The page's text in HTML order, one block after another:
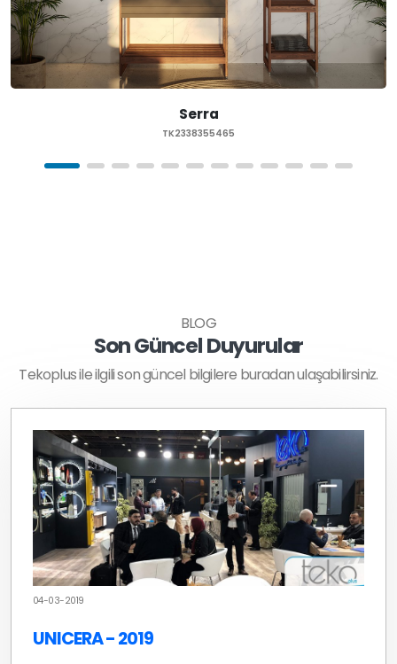
Serra
TK2338355465
BLOG
Son Güncel Duyurular
Tekoplus ile ilgili son güncel bilgilere buradan ulaşabilirsiniz.
04-03-2019
UNICERA - 2019